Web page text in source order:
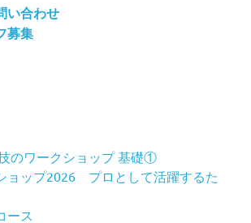
い合わせ
募集
のワークショップ 基礎①
ョップ2026 プロとして活躍するた
ース